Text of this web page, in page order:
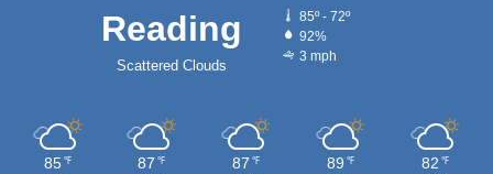
Reading
Scattered Clouds
85º - 72º
92%
3 mph
85 ℉ 87 ℉ 87 ℉ 89 ℉ 82 ℉